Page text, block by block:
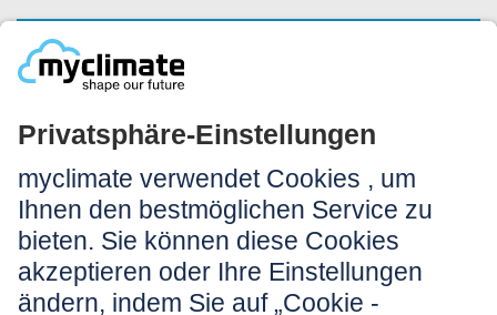
Rechtliches:
Impressum
Nutzungshinweis
AGB